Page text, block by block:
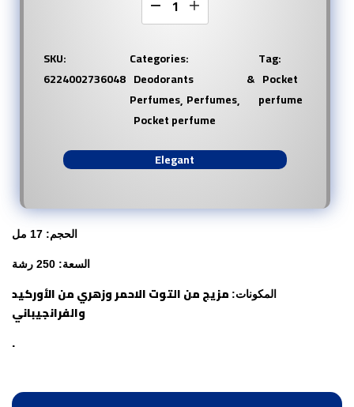
SKU:
6224002736048
Categories:
Deodorants &
Perfumes Perfumes
Pocket perfume
Tag:
Pocket
perfume
Elegant
الحجم: 17 مل
السعة: 250 رشة
المكونات: مزيج من التوت الاحمر وزهري من الأوركيد
والفرانجيباني
.